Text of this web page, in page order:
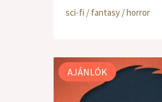
sci-fi / fantasy / horror
AJÁNLÓK